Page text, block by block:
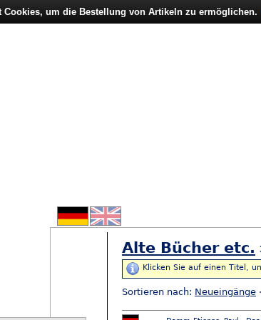
Alte Bücher etc.
Klicken Sie auf einen Titel,
Sortieren nach: Neueingänge ·
Cookies, um die Bestellung von Artikeln zu ermöglichen.